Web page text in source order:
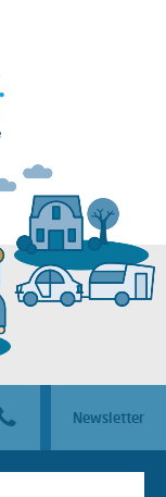
Newsletter